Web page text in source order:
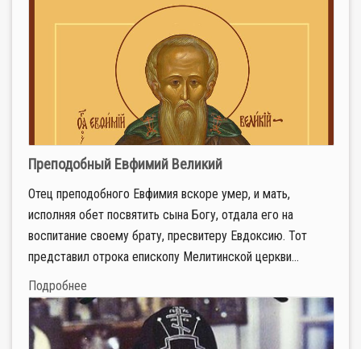
Преподобный Евфимий Великий
Отец преподобного Евфимия вскоре умер, и мать,
исполняя обет посвятить сына Богу, отдала его на
воспитание своему брату, пресвитеру Евдоксию. Тот
представил отрока епископу Мелитинской церкви...
Подробнее